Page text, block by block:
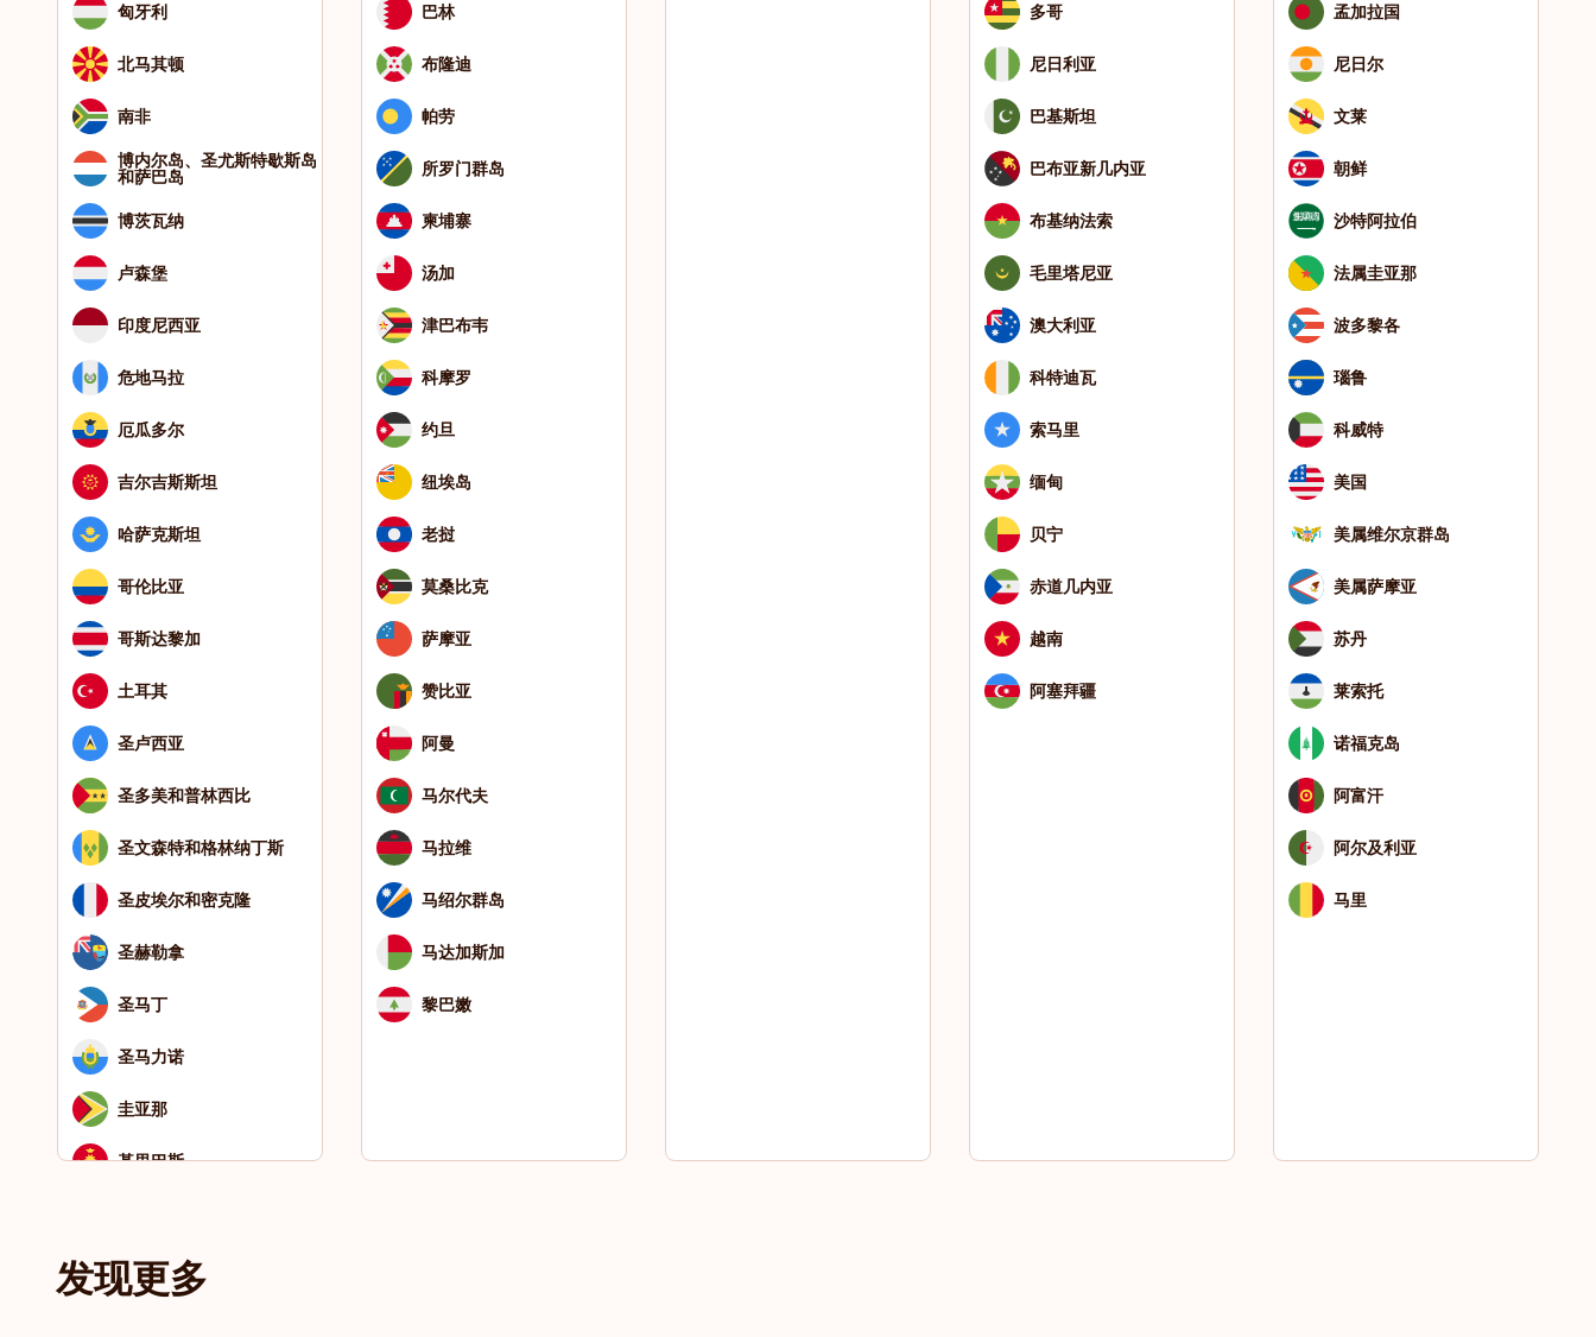
匈牙利
北马其顿
南非
博内尔岛、圣尤斯特歇斯岛
和萨巴岛
博茨瓦纳
卢森堡
印度尼西亚
危地马拉
厄瓜多尔
吉尔吉斯斯坦
哈萨克斯坦
哥伦比亚
哥斯达黎加
土耳其
圣卢西亚
圣多美和普林西比
圣文森特和格林纳丁斯
圣皮埃尔和密克隆
圣赫勒拿
圣马丁
圣马力诺
圭亚那
基里巴斯
塞内加尔
巴林
布隆迪
帕劳
所罗门群岛
柬埔寨
汤加
津巴布韦
科摩罗
约旦
纽埃岛
老挝
莫桑比克
萨摩亚
赞比亚
阿曼
马尔代夫
马拉维
马绍尔群岛
马达加斯加
黎巴嫩
多哥
尼日利亚
巴基斯坦
巴布亚新几内亚
布基纳法索
毛里塔尼亚
澳大利亚
科特迪瓦
索马里
缅甸
贝宁
赤道几内亚
越南
阿塞拜疆
孟加拉国
尼日尔
文莱
朝鲜
沙特阿拉伯
法属圭亚那
波多黎各
瑙鲁
科威特
美国
美属维尔京群岛
美属萨摩亚
苏丹
莱索托
诺福克岛
阿富汗
阿尔及利亚
马里
发现更多